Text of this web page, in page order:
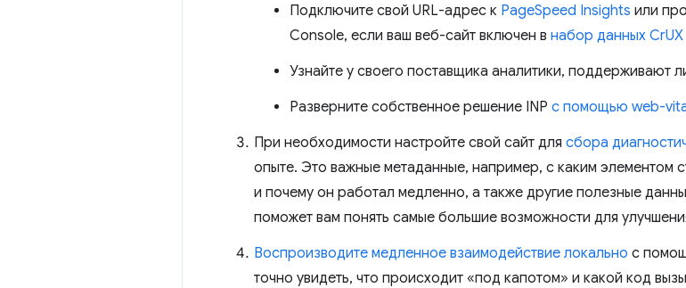
Подключите свой URL-адрес к PageSpeed ​​Insights или
Console, если ваш веб-сайт включен в набор данных CrUX
Узнайте у своего поставщика аналитики, поддерживают
Разверните собственное решение INP с помощью web-
При необходимости настройте свой сайт для сбора
опыте. Это важные метаданные, например, с каким элементом
и почему он работал медленно, а также другие полезные
поможет вам понять самые большие возможности для
Воспроизводите медленное взаимодействие локально с
точно увидеть, что происходит «под капотом» и какой код